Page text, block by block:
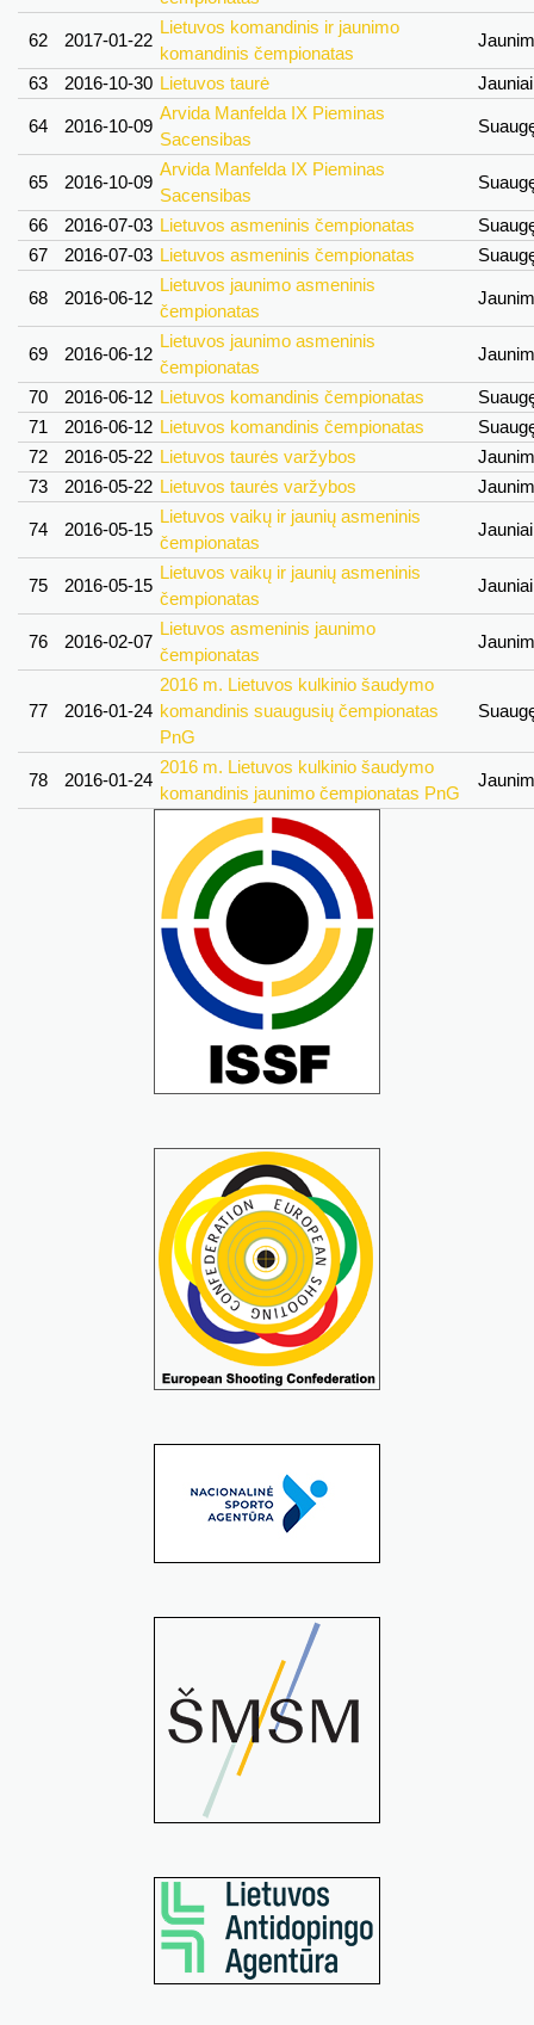
62 2017-01-22
Lietuvos komandinis ir jaunimo
komandinis čempionatas
63 2016-10-30 Lietuvos taurė
64 2016-10-09
Arvida Manfelda IX Pieminas
Sacensibas
65 2016-10-09
Arvida Manfelda IX Pieminas
Sacensibas
66 2016-07-03 Lietuvos asmeninis čempionatas
67
2016-07-03 Lietuvos asmeninis čempionatas
68 2016-06-12
Lietuvos jaunimo asmeninis
čempionatas
69 2016-06-12
Lietuvos jaunimo asmeninis
čempionatas
70 2016-06-12 Lietuvos komandinis čempionatas
71
2016-06-12 Lietuvos komandinis čempionatas
72
2016-05-22 Lietuvos taurės varžybos
73
2016-05-22 Lietuvos taurės varžybos
74 2016-05-15
Lietuvos vaikų ir jaunių asmeninis
čempionatas
75 2016-05-15
Lietuvos vaikų ir jaunių asmeninis
čempionatas
76 2016-02-07
Lietuvos asmeninis jaunimo
čempionatas
77 2016-01-24
2016 m. Lietuvos kulkinio šaudymo
komandinis suaugusių čempionatas
PnG
78 2016-01-24
2016 m. Lietuvos kulkinio šaudymo
komandinis jaunimo čempionatas PnG